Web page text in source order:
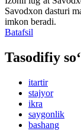
Savodxon dasturi
imkon beradi.
Batafsil
Tasodifiy
itartir
stajyor
ikra
saygonlik
bashang